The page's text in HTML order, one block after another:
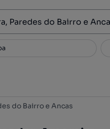
3
do Bairro e Ancas